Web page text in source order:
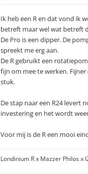
Ik heb een R en dat vond ik
betreft maar wel wat betreft
De Pro is een dipper. De
spreekt me erg aan.
De R gebruikt een
fijn om mee te werken.
stuk.
De stap naar een R24 levert
investering en het wordt
Voor mij is de R een mooi
Londinium R x Mazzer Philos x